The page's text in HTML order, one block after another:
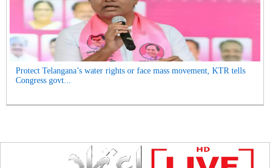
Protect Telangana’s water rights or face mass movement, KTR tells
Congress govt...